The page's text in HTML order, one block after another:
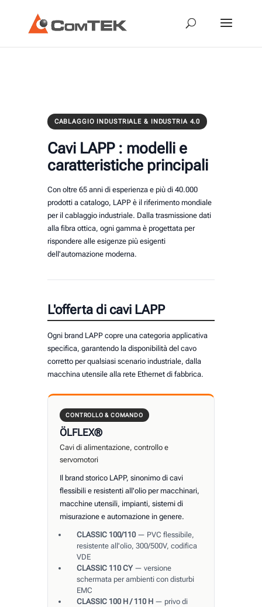
CABLAGGIO INDUSTRIALE & INDUSTRIA 4.0
Cavi LAPP : modelli e
caratteristiche principali
Con oltre 65 anni di esperienza e più di 40.000
prodotti a catalogo, LAPP è il riferimento mondiale
per il cablaggio industriale. Dalla trasmissione dati
alla fibra ottica, ogni gamma è progettata per
rispondere alle esigenze più esigenti
dell'automazione moderna.
L'offerta di cavi LAPP
Ogni brand LAPP copre una categoria applicativa
specifica, garantendo la disponibilità del cavo
corretto per qualsiasi scenario industriale, dalla
macchina utensile alla rete Ethernet di fabbrica.
CONTROLLO & COMANDO
ÖLFLEX®
Cavi di alimentazione, controllo e
servomotori
Il brand storico LAPP, sinonimo di cavi
flessibili e resistenti all'olio per macchinari,
macchine utensili, impianti, sistemi di
misurazione e automazione in genere.
CLASSIC 100/110— PVC flessibile,
resistente all'olio, 300/500V, codifica
VDE
CLASSIC 110 CY— versione
schermata per ambienti con disturbi
EMC
CLASSIC 100 H / 110 H — privo di